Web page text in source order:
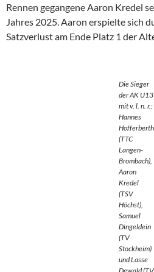
Rennen gegangene Aaron Kredel
Jahres 2025. Aaron erspielte sich
Satzverlust am Ende Platz 1 der
Die Sieger
der AK U13
mit v. l. n. r.:
Hannes
Hofferberth
(TTC
Langen-
Brombach),
Aaron
Kredel
(TSV
Höchst),
Samuel
Dingeldein
(TV
Stockheim)
und Lasse